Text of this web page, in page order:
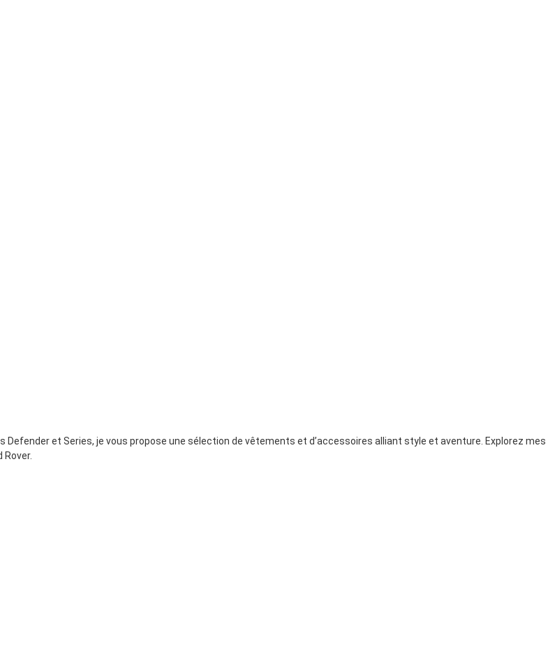
Defender et Series, je vous propose une sélection de vêtements et d’accessoires alliant style et aventure. Explorez mes